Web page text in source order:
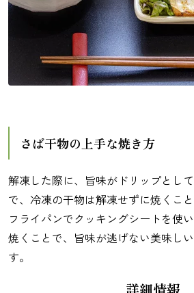
さば干物の上手な焼き方
解凍した際に、旨味がドリップとし
で、冷凍の干物は解凍せずに焼くこ
フライパンでクッキングシートを使
焼くことで、旨味が逃げない美味し
す。